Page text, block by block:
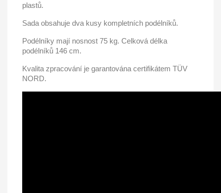
plastů.
Sada obsahuje dva kusy kompletních podélníků.
Podélníky mají nosnost 75 kg. Celková délka
podélníků 146 cm.
Kvalita zpracování je garantována certifikátem TÜV
NORD.